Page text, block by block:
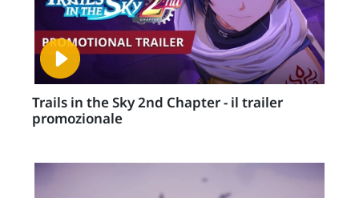
Trails in the Sky 2nd Chapter - il trailer
promozionale